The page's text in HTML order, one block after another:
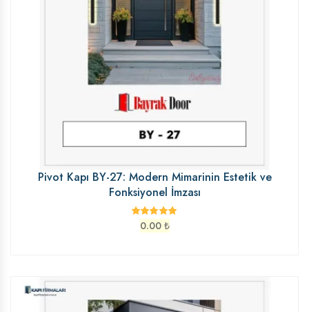
Pivot Kapı BY-27: Modern Mimarinin Estetik ve
Fonksiyonel İmzası
0.00 ₺